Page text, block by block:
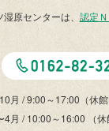
原センターは、 認定
月 / 9:00～17:00（休
4月 / 10:00～16:00 （